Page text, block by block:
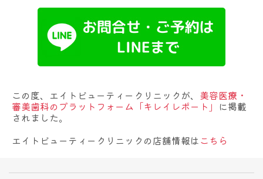
この度、エイトビューティークリニックが、 美容医療・
審美歯科のプラットフォーム「キレイレポート」 に掲載
されました。
エイトビューティークリニックの店舗情報はこちら